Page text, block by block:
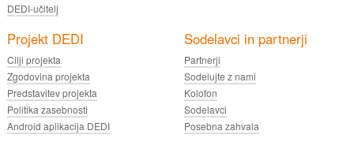
DEDI-učitelj
Projekt DEDI
Cilji projekta
Zgodovina projekta
Predstavitev projekta
Politika zasebnosti
Android aplikacija DEDI
Sodelavci in partnerji
Partnerji
Sodelujte z nami
Kolofon
Sodelavci
Posebna zahvala